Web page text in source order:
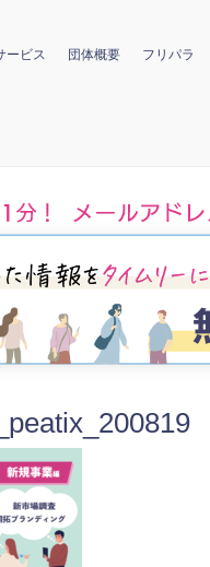
ービス 団体概要 フリパラ